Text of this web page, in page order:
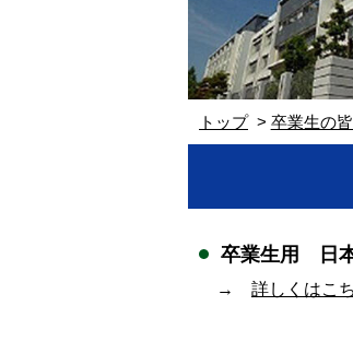
トップ 卒業生の
卒業生用 日本
→ 詳しくはこ